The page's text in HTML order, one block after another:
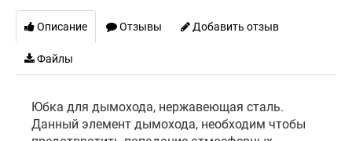
Описание Отзывы Добавить отзыв
Файлы
Юбка для дымохода, нержавеющая сталь.
Данный элемент дымохода, необходим чтобы